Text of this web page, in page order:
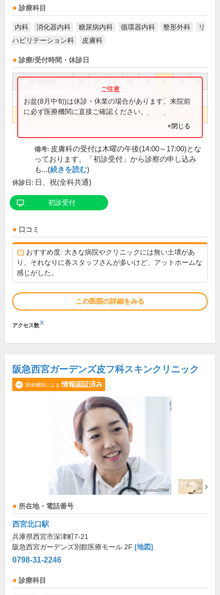
診療科目
内科 消化器内科 糖尿病内科 循環器内科 整形外科
リ
ハビリテーション科
皮膚科
診療/受付時間・休診日
祝
9:00～12:00 ● ● ● ● ●
14:00～17:30 ● ● ● ●
お盆(8月中旬)は休診・休業の場合があります。来院前
に必ず医療機関に直接ご確認ください。
×閉じる
備考: 皮膚科の受付は木曜の午後(14:00～17:00)とな
っております。「初診受付」から診察の申し込み
も...(続きを読む)
休診日: 日、祝(全科共通)
初診受付
口コミ
おすすめ度: 大きな病院やクリニックには無い土壌があ
り、それなりに各スタッフさんが多いけど、アットホームな
感じがした。
この医院の詳細をみる
アクセス数※
阪急西宮ガーデンズ皮フ科スキンクリニック
医療機関による 情報認証済み
所在地・電話番号
西宮北口駅
兵庫県西宮市深津町7-21
阪急西宮ガーデンズ別館医療モール 2F [地図]
0798-31-2246
診療科目